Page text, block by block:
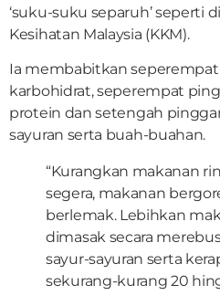
‘suku-suku separuh’ seperti
Kesihatan Malaysia (KKM).
Ia membabitkan
karbohidrat, seperempat
protein dan setengah
sayuran serta buah-buahan.
“Kurangkan makanan
segera, makanan
berlemak. Lebihkan
dimasak secara
sayur-sayuran serta
sekurang-kurang 20